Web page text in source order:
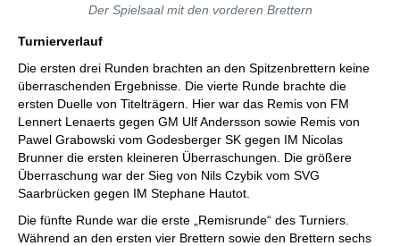
Der Spielsaal mit den vorderen Brettern
Turnierverlauf
Die ersten drei Runden brachten an den Spitzenbrettern keine
überraschenden Ergebnisse. Die vierte Runde brachte die
ersten Duelle von Titelträgern. Hier war das Remis von FM
Lennert Lenaerts gegen GM Ulf Andersson sowie Remis von
Pawel Grabowski vom Godesberger SK gegen IM Nicolas
Brunner die ersten kleineren Überraschungen. Die größere
Überraschung war der Sieg von Nils Czybik vom SVG
Saarbrücken gegen IM Stephane Hautot.
Die fünfte Runde war die erste „Remisrunde“ des Turniers.
Während an den ersten vier Brettern sowie den Brettern sechs